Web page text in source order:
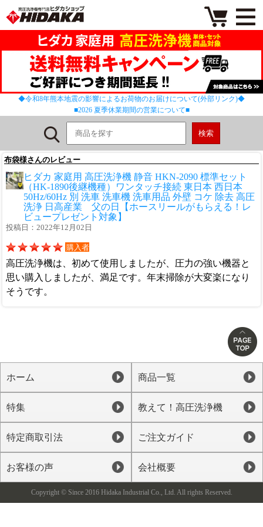
◆令和8年熊本地震の影響によるお荷物のお届けについて(外部リンク)◆
■2026 夏季休業期間の営業について■
布袋様さんのレビュー
ヒダカ 家庭用 高圧洗浄機 静音 HKN-2090 標準セット
（HK-1890後継機種）ワンタッチ接続 東日本 西日本
50Hz/60Hz 別 洗車 洗車機 洗車用品 外壁 コケ 除去 高圧
洗浄 日高産業 父の日【ホースリールがもらえる！レ
ビュープレゼント対象】
投稿日：2022年12月02日
購入者
高圧洗浄機は、初めて使用しましたが、圧力の強い機器と
思い購入しましたが、満足です。年末掃除が大変楽になり
そうです。
ホーム 商品一覧
特集 教えて！高圧洗浄機
特定商取引法 ご注文ガイド
お客様の声 会社概要
Copyright © Since 2016 Hidaka Industrial Co., Ltd. All rights Reserved.